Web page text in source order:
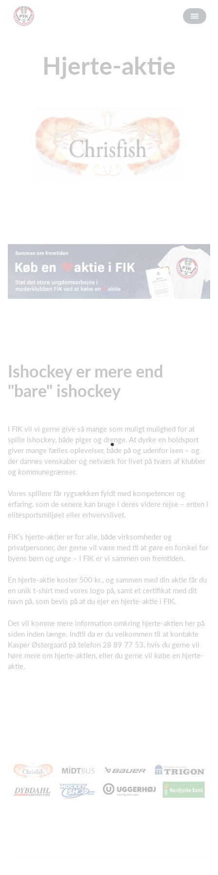
Hjerte-aktie
Ishockey er mere end
"bare" ishockey
I FIK vil vi gerne give så mange som muligt mulighed for at
spille ishockey, både piger og drenge. At dyrke en holdsport
giver mange fælles oplevelser, både på og udenfor isen – og
der dannes venskaber og netværk for livet på tværs af klubber
og kommunegrænser.
Vores spillere får rygsækken fyldt med kompetencer og
erfaring, som de senere kan bruge i deres videre rejse – enten i
elitesportsmiljøet eller erhvervslivet.
FIK’s hjerte-aktier er for alle, både virksomheder og
privatpersoner, der gerne vil være med til at gøre en forskel for
byens børn og unge – i FIK er vi sammen om fremtiden.
En hjerte-aktie koster 500 kr., og sammen med din aktie får du
en unik t-shirt med vores logo på, samt et certifikat med dit
navn på, som bevis på at du ejer en hjerte-aktie i FIK.
Der vil komme mere information omkring hjerte-aktien her på
siden inden længe. Indtil da er du velkommen til at kontakte
Kasper Østergaard på telefon 28 89 77 53, hvis du gerne vil
høre mere om hjerte-aktien, eller du gerne vil købe en hjerte-
aktie.